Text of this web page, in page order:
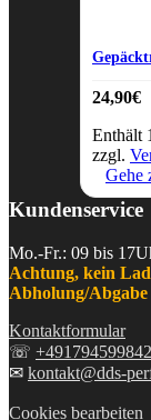
24,90€
Enthält
zzgl.
Gehe
Kundenservice
Mo.-Fr.: 09 bis
Achtung, kein
Abholung/
Kontaktformular
☏ +491794599842
✉ kontakt@dds-
Cookies bearbeiten